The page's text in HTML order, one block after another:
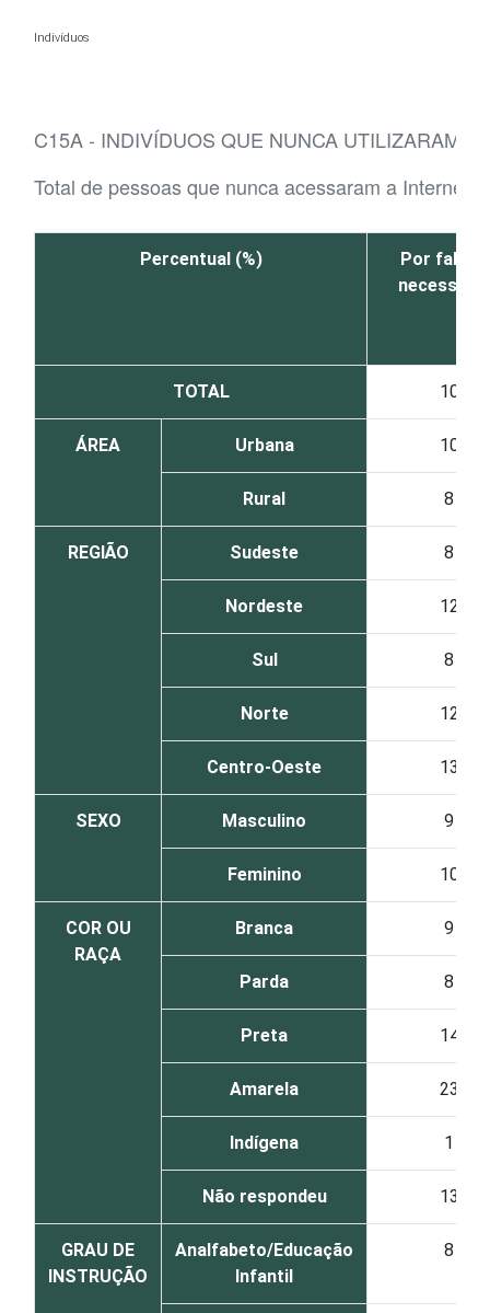
Indivíduos
C15A - INDIVÍDUOS QUE NUNCA UTILIZARAM
Total de pessoas que nunca acessaram a Internet
Percentual (%)
Por falta
TOTAL 10
ÁREA Urbana 10
Rural 8
REGIÃO Sudeste 8
Nordeste 12
Sul 8
Norte 12
Centro-Oeste 13
SEXO Masculino 9
Feminino 10
COR OU
RAÇA
Branca 9
Parda 8
Preta 14
Amarela 23
Indígena 1
Não respondeu 13
GRAU DE
INSTRUÇÃO
Analfabeto/Educação
Infantil
8